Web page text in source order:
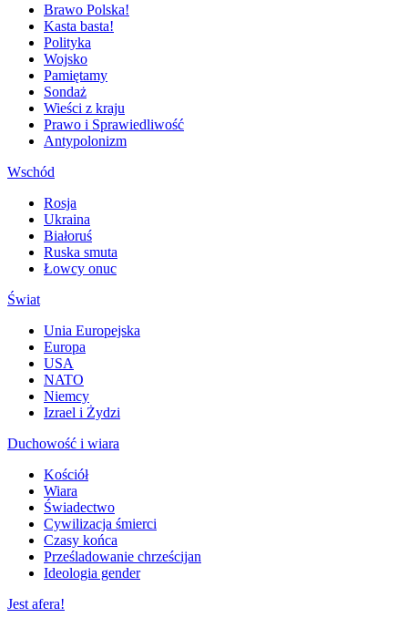
Brawo Polska!
Kasta basta!
Polityka
Wojsko
Pamiętamy
Sondaż
Wieści z kraju
Prawo i Sprawiedliwość
Antypolonizm
Wschód
Rosja
Ukraina
Białoruś
Ruska smuta
Łowcy onuc
Świat
Unia Europejska
Europa
USA
NATO
Niemcy
Izrael i Żydzi
Duchowość i wiara
Kościół
Wiara
Świadectwo
Cywilizacja śmierci
Czasy końca
Prześladowanie chrześcijan
Ideologia gender
Jest afera!